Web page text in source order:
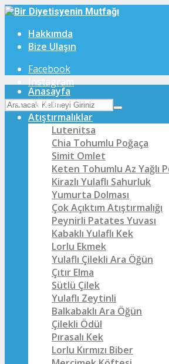
Hakkımda
Bize Ulaşın
Facebook
Instagram
Anasayfa
Tarifler
Atıştırmalıklar
Lutenitsa
Chia Tohumlu Poğaça
Simit Omlet
Keten Tohumlu Az Yağlı
Kirazlı Yulaflı Sahurluk
Yumurta Dolması
Çok Açıktım Atıştırmalığı
Peynirli Patates Yuvası
Kabaklı Yulaflı Kek
Lorlu Ekmek
Yulaflı Çilekli Ara Öğün
Çıtır Elma
Sütlü Çilek
Yulaflı Zeytinli
Balkabaklı Ara Öğün
Çilekli Ödül
Pırasalı Kek
Lorlu Kırmızı Biber